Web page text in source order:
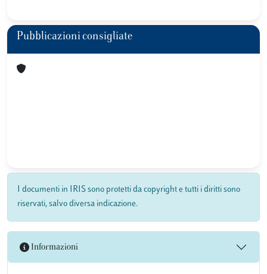
Pubblicazioni consigliate
I documenti in IRIS sono protetti da copyright e tutti i diritti sono
riservati, salvo diversa indicazione.
Informazioni